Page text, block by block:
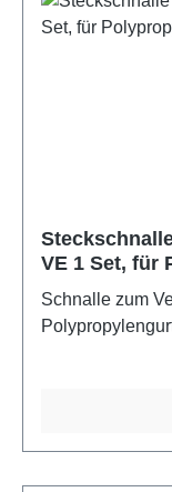
VE 1 Set, für
Schnalle zum